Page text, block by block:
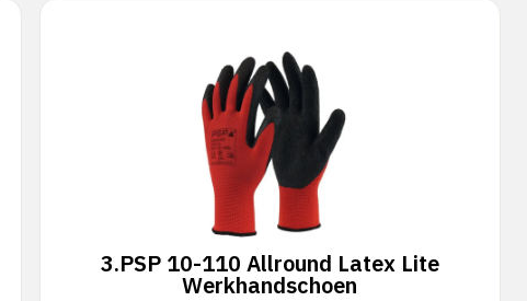
3.PSP 10-110 Allround Latex Lite
Werkhandschoen